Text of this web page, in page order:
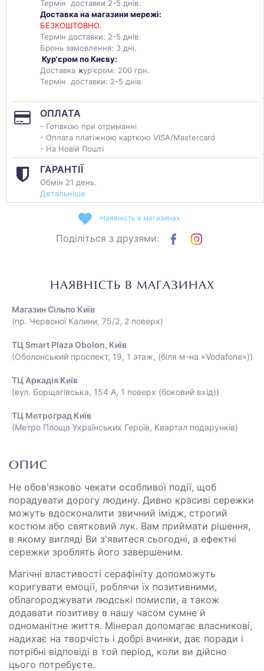
Термін доставки 2-5 днів.
Доставка на магазини мережі:
БЕЗКОШТОВНО.
Термін доставки: 2-5 днів.
Бронь замовлення: 3 дні.
Кур'єром по Києву:
Доставка кур'єром: 200 грн.
Термін доставки: 2-5 днів.
ОПЛАТА
- Готівкою при отриманні
- Оплата платіжною карткою VISA/Mastercard
- На Новій Пошті
ГАРАНТІЇ
Обмін 21 день.
Детальніше
Наявність в магазинах
Поділіться з друзями:
НАЯВНІСТЬ В МАГАЗИНАХ
Магазин Сільпо Київ
(пр. Червоної Калини, 75/2, 2 поверх)
ТЦ Smart Plaza Obolon, Київ
(Оболонський проспект, 19, 1 этаж, (біля м-на «Vodafone»))
ТЦ Аркадія Київ
(вул. Борщагівська, 154 А, 1 поверх (боковий вхід))
ТЦ Метроград Київ
(Метро Площа Українських Героїв, Квартал подарунків)
ОПИС
Не обов'язково чекати особливої події, щоб
порадувати дорогу людину. Дивно красиві сережки
можуть вдосконалити звичний імідж, строгий
костюм або святковий лук. Вам приймати рішення,
в якому вигляді Ви з'явитеся сьогодні, а ефектні
сережки зроблять його завершеним.
Магічні властивості серафініту допоможуть
коригувати емоції, роблячи їх позитивними,
облагороджувати людські помисли, а також
додавати позитиву в нашу часом сумне й
одноманітне життя. Мінерал допомагає власникові,
надихає на творчість і добрі вчинки, дає поради і
потрібні відповіді в той період, коли ви дійсно
цього потребуєте.